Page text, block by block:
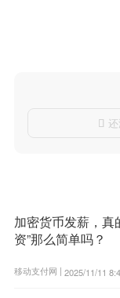

加密货币发薪，真
资”那么简单吗？
移动支付网 | 2025/11/11